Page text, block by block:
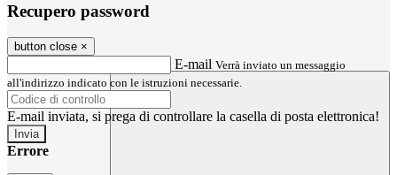
Recupero password
button close ×
E-mail Verrà inviato un messaggio
all'indirizzo indicato con le istruzioni necessarie.
E-mail inviata, si prega di controllare la casella di posta elettronica!
Errore